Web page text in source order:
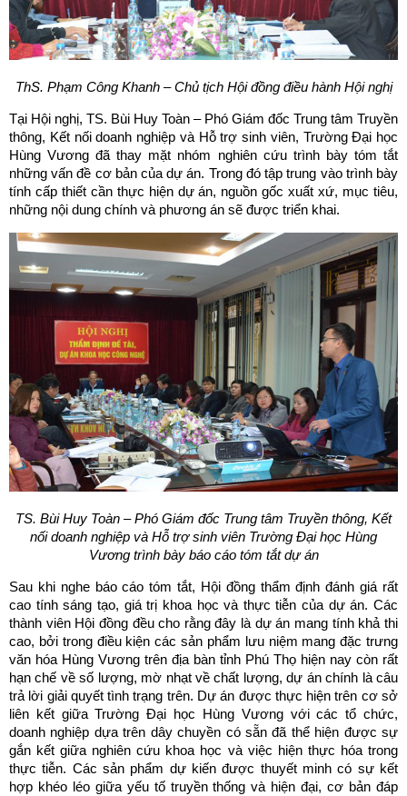
ThS. Phạm Công Khanh – Chủ tịch Hội đồng điều hành Hội nghị
Tại Hội nghị, TS. Bùi Huy Toàn – Phó Giám đốc Trung tâm Truyền
thông, Kết nối doanh nghiệp và Hỗ trợ sinh viên, Trường Đại học
Hùng Vương đã thay mặt nhóm nghiên cứu trình bày tóm tắt
những vấn đề cơ bản của dự án. Trong đó tập trung vào trình bày
tính cấp thiết cần thực hiện dự án, nguồn gốc xuất xứ, mục tiêu,
những nội dung chính và phương án sẽ được triển khai.
TS. Bùi Huy Toàn – Phó Giám đốc Trung tâm Truyền thông, Kết
nối doanh nghiệp và Hỗ trợ sinh viên Trường Đại học Hùng
Vương trình bày báo cáo tóm tắt dự án
Sau khi nghe báo cáo tóm tắt, Hội đồng thẩm định đánh giá rất
cao tính sáng tạo, giá trị khoa học và thực tiễn của dự án. Các
thành viên Hội đồng đều cho rằng đây là dự án mang tính khả thi
cao, bởi trong điều kiện các sản phẩm lưu niệm mang đặc trưng
văn hóa Hùng Vương trên địa bàn tỉnh Phú Thọ hiện nay còn rất
hạn chế về số lượng, mờ nhạt về chất lượng, dự án chính là câu
trả lời giải quyết tình trạng trên. Dự án được thực hiện trên cơ sở
liên kết giữa Trường Đại học Hùng Vương với các tổ chức,
doanh nghiệp dựa trên dây chuyền có sẵn đã thể hiện được sự
gắn kết giữa nghiên cứu khoa học và việc hiện thực hóa trong
thực tiễn. Các sản phẩm dự kiến được thuyết minh có sự kết
hợp khéo léo giữa yếu tố truyền thống và hiện đại, cơ bản đáp